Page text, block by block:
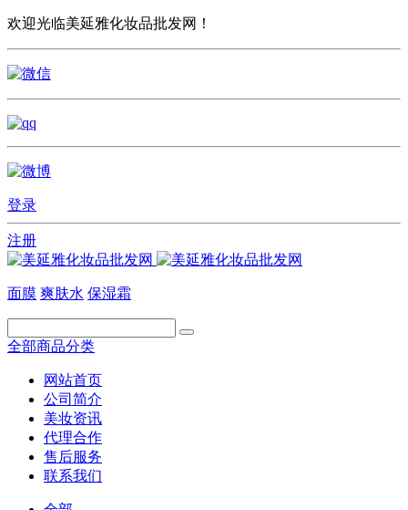
欢迎光临美延雅化妆品批发网！
登录
注册
面膜 爽肤水 保湿霜
全部商品分类
网站首页
公司简介
美妆资讯
代理合作
售后服务
联系我们